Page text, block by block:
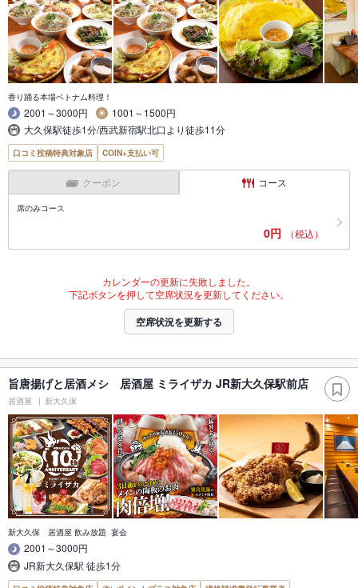
香り踊る本場ベトナム料理！
2001～3000円
1001～1500円
大久保駅徒歩1分/西武新宿駅北口より徒歩11分
口コミ投稿特典対象店 COIN+支払い可
クーポン コース
席のみコース
0円 （税込）
カレンダーの更新に失敗しました。
下記ボタンを押して空席状況を更新してください。
空席状況を更新する
旨唐揚げと居酒メシ 居酒屋 ミライザカ JR新大久保駅前店
居酒屋 新大久保
新大久保 居酒屋 飲み放題 宴会
2001～3000円
JR新大久保駅 徒歩1分